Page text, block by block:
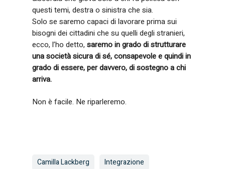
questi temi, destra o sinistra che sia.
Solo se saremo capaci di lavorare prima sui
bisogni dei cittadini che su quelli degli stranieri,
ecco, l’ho detto, saremo in grado di strutturare
una società sicura di sé, consapevole e quindi in
grado di essere, per davvero, di sostegno a chi
arriva.
Non è facile. Ne riparleremo.
Camilla Lackberg Integrazione